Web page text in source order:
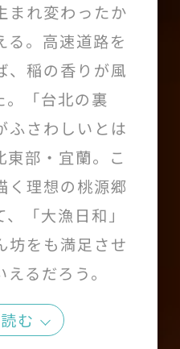
まれ変わったか
る。高速道路を
、稲の香りが風
。「台北の裏
ふさわしいとは
東部・宜蘭。こ
く理想の桃源郷
「大漁日和」
坊をも満足させ
るだろう。
む